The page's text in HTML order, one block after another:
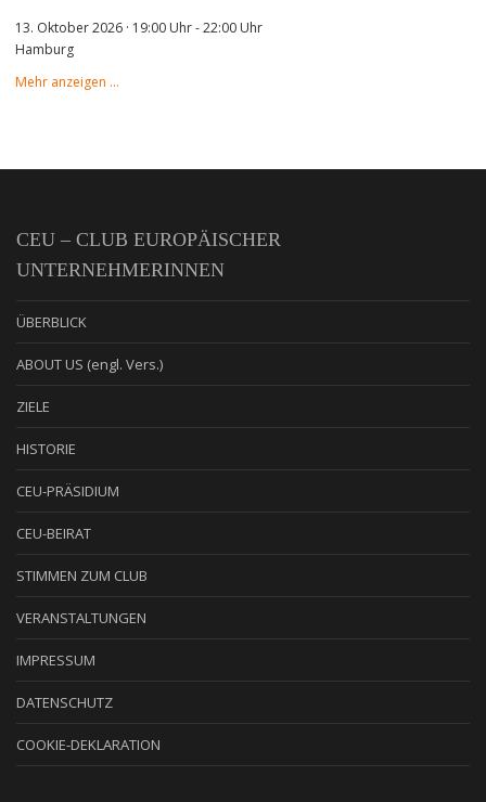
13. Oktober 2026 · 19:00 Uhr-22:00 Uhr
Hamburg
Mehr anzeigen …
CEU – CLUB EUROPÄISCHER
UNTERNEHMERINNEN
ÜBERBLICK
ABOUT US (engl. Vers.)
ZIELE
HISTORIE
CEU-PRÄSIDIUM
CEU-BEIRAT
STIMMEN ZUM CLUB
VERANSTALTUNGEN
IMPRESSUM
DATENSCHUTZ
COOKIE-DEKLARATION